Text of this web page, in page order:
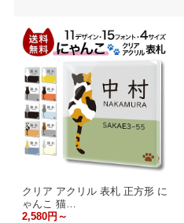
クリア アクリル 表札 正方形 に
ゃんこ 猫…
2,580円～